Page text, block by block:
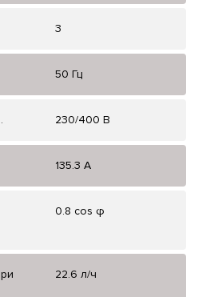
3
50 Гц
230/400 В
135.3 А
0.8 cos φ
22.6 л/ч